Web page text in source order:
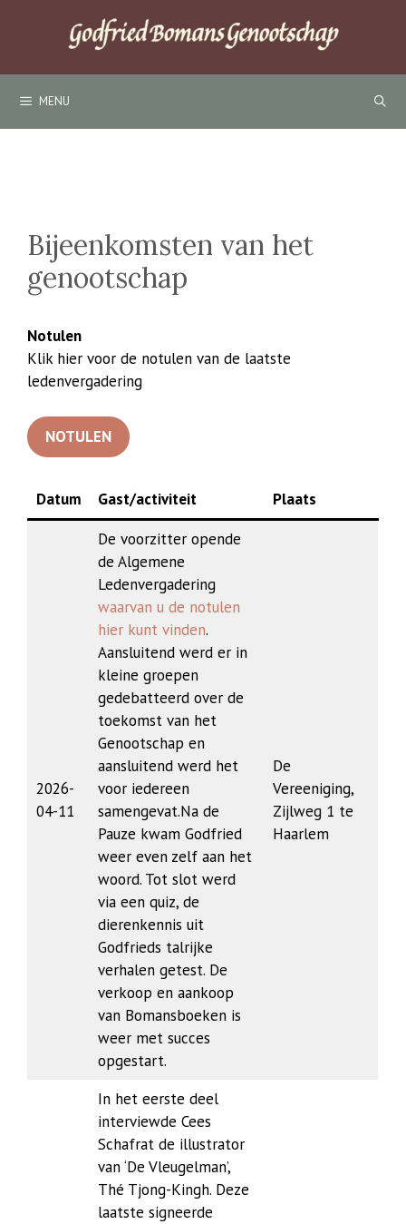
inhoud
MENU
Bijeenkomsten van het
genootschap
Notulen
Klik hier voor de notulen van de laatste
ledenvergadering
NOTULEN
Datum Gast/activiteit Plaats
2026-
04-11
De voorzitter opende
de Algemene
Ledenvergadering
waarvan u de notulen
hier kunt vinden.
Aansluitend werd er in
kleine groepen
gedebatteerd over de
toekomst van het
Genootschap en
aansluitend werd het
voor iedereen
samengevat.Na de
Pauze kwam Godfried
weer even zelf aan het
woord. Tot slot werd
via een quiz, de
dierenkennis uit
Godfrieds talrijke
verhalen getest. De
verkoop en aankoop
van Bomansboeken is
weer met succes
opgestart.
De
Vereeniging,
Zijlweg 1 te
Haarlem
In het eerste deel
interviewde Cees
Schafrat de illustrator
van ‘De Vleugelman’,
Thé Tjong-Kingh. Deze
laatste signeerde